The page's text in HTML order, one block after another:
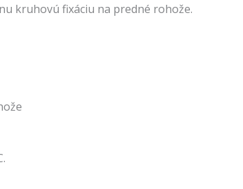
kruhovú fixáciu na predné rohože.